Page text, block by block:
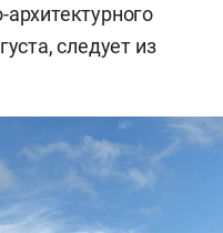
архитектурного
следует из